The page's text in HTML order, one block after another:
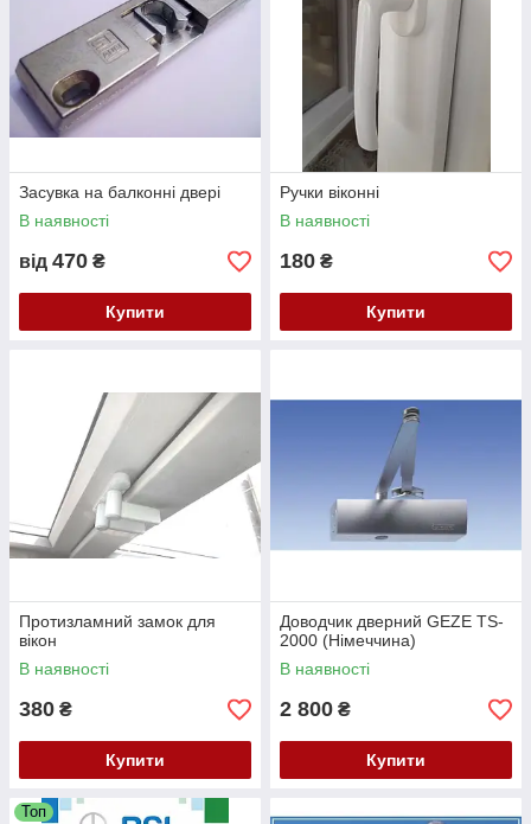
Засувка на балконні двері
В наявності
від 470 ₴
Купити
Ручки віконні
В наявності
180 ₴
Купити
Протизламний замок для
вікон
В наявності
380 ₴
Купити
Доводчик дверний GEZE TS-
2000 (Німеччина)
В наявності
2 800 ₴
Купити
Топ